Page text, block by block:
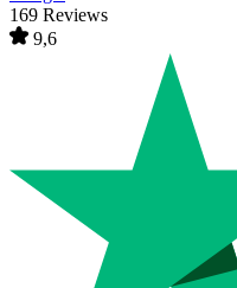
169 Reviews
9,6